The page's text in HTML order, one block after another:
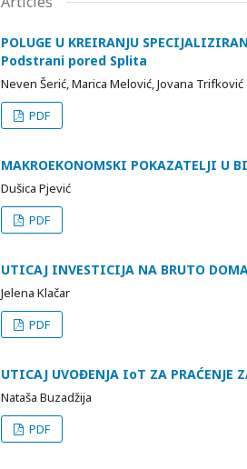
POLUGE U KREIRANJU
Podstrani pored Splita
Neven Šerić, Marica Melović, Jovana Trifković
PDF
MAKROEKONOMSKI POKAZATELJI U
Dušica Pjević
PDF
UTICAJ INVESTICIJA NA BRUTO
Jelena Klačar
PDF
UTICAJ UVOĐENJA IoT ZA PRAĆENJE
Nataša Buzadžija
PDF